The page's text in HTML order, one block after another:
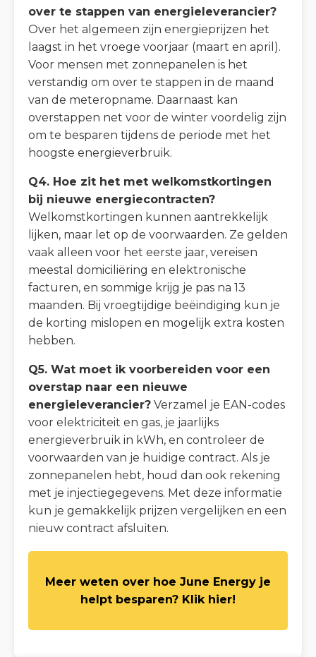
over te stappen van energieleverancier?
Over het algemeen zijn energieprijzen het
laagst in het vroege voorjaar (maart en april).
Voor mensen met zonnepanelen is het
verstandig om over te stappen in de maand
van de meteropname. Daarnaast kan
overstappen net voor de winter voordelig zijn
om te besparen tijdens de periode met het
hoogste energieverbruik.
Q4. Hoe zit het met welkomstkortingen
bij nieuwe energiecontracten?
Welkomstkortingen kunnen aantrekkelijk
lijken, maar let op de voorwaarden. Ze gelden
vaak alleen voor het eerste jaar, vereisen
meestal domiciliëring en elektronische
facturen, en sommige krijg je pas na 13
maanden. Bij vroegtijdige beëindiging kun je
de korting mislopen en mogelijk extra kosten
hebben.
Q5. Wat moet ik voorbereiden voor een
overstap naar een nieuwe
energieleverancier? Verzamel je EAN-codes
voor elektriciteit en gas, je jaarlijks
energieverbruik in kWh, en controleer de
voorwaarden van je huidige contract. Als je
zonnepanelen hebt, houd dan ook rekening
met je injectiegegevens. Met deze informatie
kun je gemakkelijk prijzen vergelijken en een
nieuw contract afsluiten.
Meer weten over hoe June Energy je
helpt besparen? Klik hier!